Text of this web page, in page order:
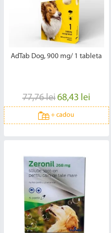
AdTab Dog, 900 mg/ 1 tableta
77,76 lei68,43 lei
+ cadou